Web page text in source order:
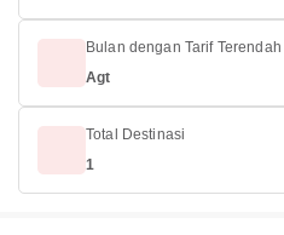
Bulan dengan Tarif Terendah
Agt
Total Destinasi
1